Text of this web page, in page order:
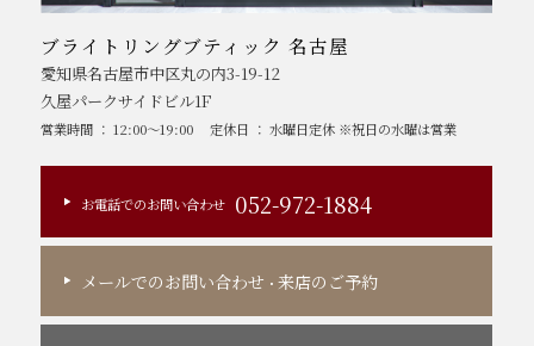
ブライトリングブティック 名古屋
愛知県名古屋市中区丸の内3-19-12
久屋パークサイドビル1F
営業時間 ： 12:00～19:00 定休日 ： 水曜日定休 ※祝日の水曜は営業
お電話でのお問い合わせ 052-972-1884
メールでのお問い合わせ ・来店のご予約